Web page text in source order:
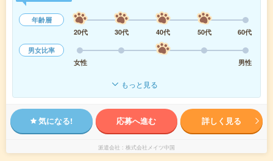
年齢層
20代
30代 40代 50代
60代
男女比率
女性
男性
もっと見る
気になる! 応募へ進む 詳しく見る
派遣会社 株式会社メイツ中国